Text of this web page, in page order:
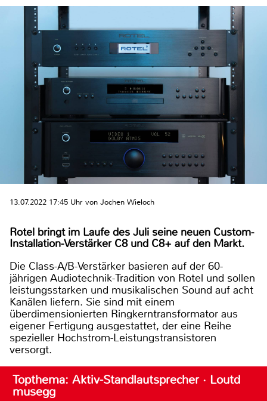
13.07.2022 17:45 Uhr von Jochen Wieloch
Rotel bringt im Laufe des Juli seine neuen Custom-
Installation-Verstärker C8 und C8+ auf den Markt.
Die Class-A/B-Verstärker basieren auf der 60-
jährigen Audiotechnik-Tradition von Rotel und sollen
leistungsstarken und musikalischen Sound auf acht
Kanälen liefern. Sie sind mit einem
überdimensionierten Ringkerntransformator aus
eigener Fertigung ausgestattet, der eine Reihe
spezieller Hochstrom-Leistungstransistoren
versorgt.
Topthema: Aktiv-Standlautsprecher · Loutd
musegg